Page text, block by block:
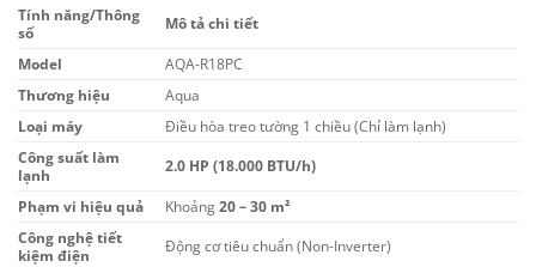
là:
12.000.000₫.
Tính năng/Thông
số
Mô tả chi tiết
Model
AQA-R18PC
Thương hiệu
Aqua
Loại máy
Điều hòa treo tường 1 chiều (Chỉ làm lạnh)
Công suất làm
lạnh
2.0 HP (18.000 BTU/h)
Phạm vi hiệu quả Khoảng20 – 30 m²
Công nghệ tiết
kiệm điện
Động cơ tiêu chuẩn (Non-Inverter)